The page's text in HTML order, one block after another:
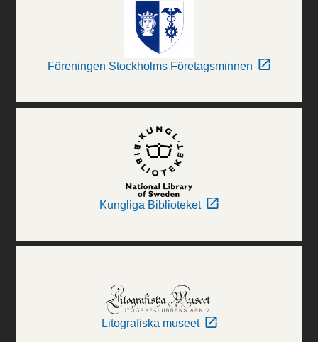
Föreningen Stockholms Företagsminnen
Kungliga Biblioteket
Litografiska museet